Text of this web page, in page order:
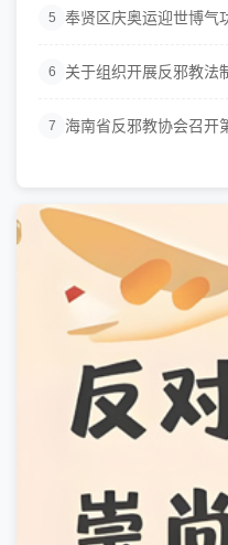
5 奉贤区庆奥运迎世博气
6 关于组织开展反邪教法
7 海南省反邪教协会召开